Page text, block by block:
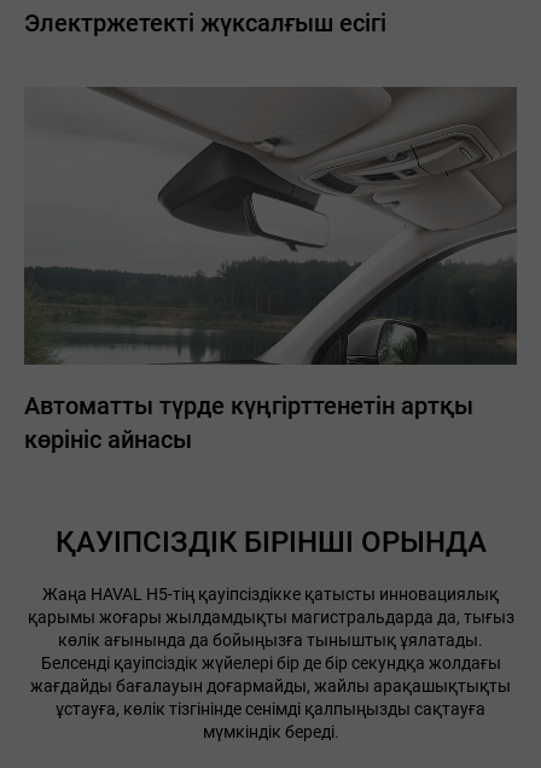
Электржетекті жүксалғыш есігі
Автоматты түрде күңгірттенетін артқы
көрініс айнасы
ҚАУІПСІЗДІК БІРІНШІ ОРЫНДА
Жаңа HAVAL H5-тің қауіпсіздікке қатысты инновациялық
қарымы жоғары жылдамдықты магистральдарда да, тығыз
көлік ағынында да бойыңызға тыныштық ұялатады.
Белсенді қауіпсіздік жүйелері бір де бір секундқа жолдағы
жағдайды бағалауын доғармайды, жайлы арақашықтықты
ұстауға, көлік тізгінінде сенімді қалпыңызды сақтауға
мүмкіндік береді.